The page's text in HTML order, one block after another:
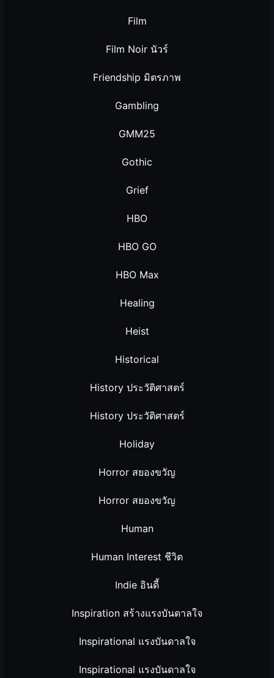
Film
Film Noir นัวร์
Friendship มิตรภาพ
Gambling
GMM25
Gothic
Grief
HBO
HBO GO
HBO Max
Healing
Heist
Historical
History ประวัติศาสตร์
History ประวัติศาสตร์
Holiday
Horror สยองขวัญ
Horror สยองขวัญ
Human
Human Interest ชีวิต
Indie อินดี้
Inspiration สร้างแรงบันดาลใจ
Inspirational แรงบันดาลใจ
Inspirational แรงบันดาลใจ